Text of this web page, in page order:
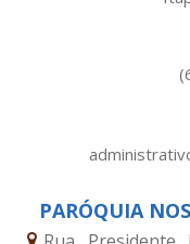
PARÓQUIA